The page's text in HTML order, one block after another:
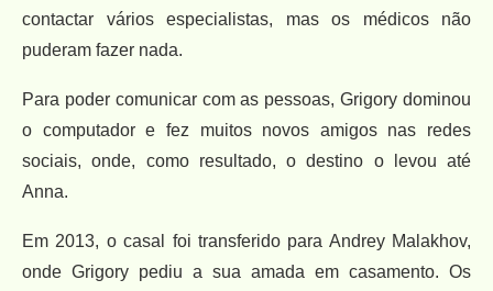
contactar vários especialistas, mas os médicos não
puderam fazer nada.
Para poder comunicar com as pessoas, Grigory dominou
o computador e fez muitos novos amigos nas redes
sociais, onde, como resultado, o destino o levou até
Anna.
Em 2013, o casal foi transferido para Andrey Malakhov,
onde Grigory pediu a sua amada em casamento. Os